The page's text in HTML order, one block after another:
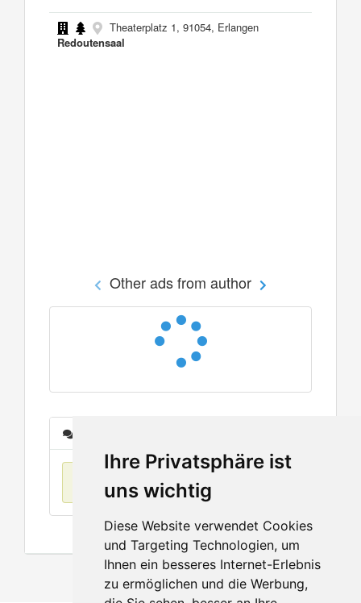
Ihre Privatsphäre ist
uns wichtig
Diese Website verwendet Cookies
und Targeting Technologien, um
Ihnen ein besseres Internet-Erlebnis
zu ermöglichen und die Werbung,
Theaterplatz 1, 91054, Erlangen
Redoutensaal
Other ads from author
No items found